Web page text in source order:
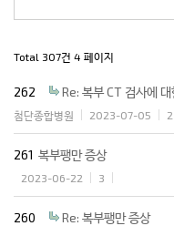
Total 307건 4 페이지
262 Re: 복부 CT 검사에
첨단종합병원 2023-07-05 2
261 복부팽만 증상
2023-06-22
3
260 Re: 복부팽만 증상